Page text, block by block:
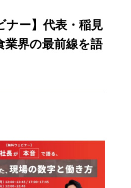
ナー】代表・稲見
業界の最前線を語